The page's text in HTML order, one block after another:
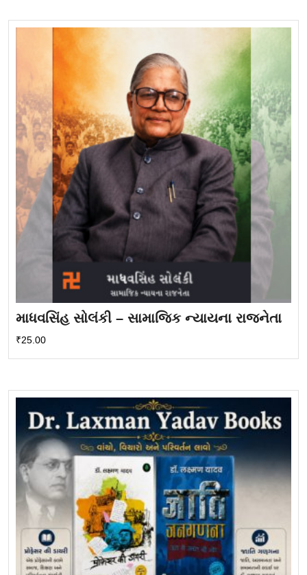
માધવસિંહ સોલંકી – સામાજિક ન્યાયના રાજનેતા
₹25.00